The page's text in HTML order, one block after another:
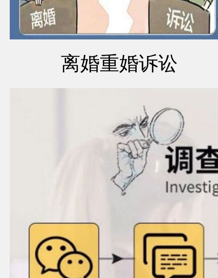
离婚重婚诉讼